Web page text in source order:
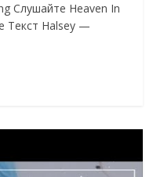
Слушайте Heaven In
Текст Halsey —